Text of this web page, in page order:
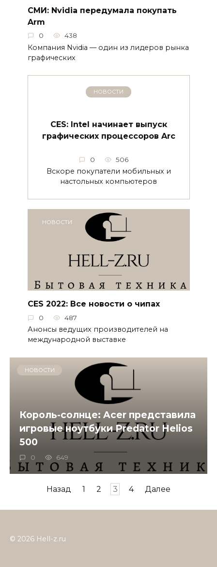
СМИ: Nvidia передумала покупать
Arm
0 438
Компания Nvidia — один из лидеров рынка
графических
НОВОСТИ
CES: Intel начинает выпуск
графических процессоров Arc
0 506
Вскоре покупатели мобильных и
настольных компьютеров
НОВОСТИ
CES 2022: Все новости о чипах
0 487
Анонсы ведущих производителей на
международной выставке
НОВОСТИ
Король-солнце: Acer представила
игровые ноутбуки Predator Helios
500
0 649
ПагинацияНазад 1 2 3 4 Далее
© 2026 Hell-z.ru